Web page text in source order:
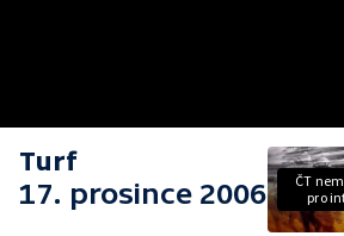
Turf
17. prosince 2006
ČT
pro